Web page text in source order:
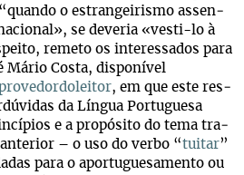
o estran­gei­rismo assen­
se deve­ria «vesti-lo à
remeto os inte­res­sa­dos para
Mário Costa, dis­po­ní­vel
, em que este res­
da Lín­gua Por­tu­guesa
e a pro­pó­sito do tema tra­
– o uso do verbo “tuitar”
para o apor­tu­gue­sa­mento ou